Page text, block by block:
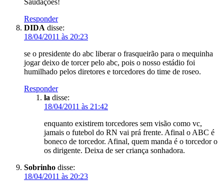
Responder
DIDA disse:
18/04/2011 às 20:23
se o presidente do abc liberar o frasqueirão para o mequinha
jogar deixo de torcer pelo abc, pois o nosso estádio foi
humilhado pelos diretores e torcedores do time de roseo.
Responder
la disse:
18/04/2011 às 21:42
enquanto existirem torcedores sem visão como vc,
jamais o futebol do RN vai prá frente. Afinal o ABC é
boneco de torcedor. Afinal, quem manda é o torcedor o
os dirigente. Deixa de ser criança sonhadora.
Sobrinho disse:
18/04/2011 às 20:23